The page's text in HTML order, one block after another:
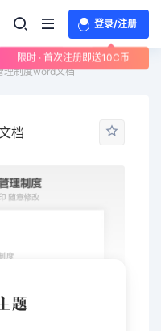
登录/注册
限时 · 首次注册即送10C币
理制度word文档
档